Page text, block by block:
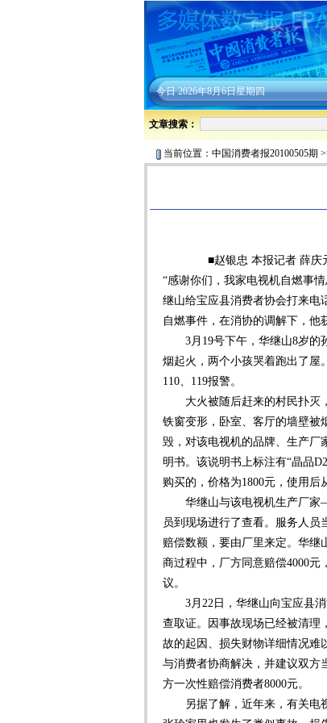
今日2026年8月6日星期四
文章搜索：
当前位置： 中国消费者报20100505期
■赵银忠 本报记者 薛庆
“感谢你们，我家电视机自燃事
继山给宝应县消费者协会打来电
自燃事件，在消协的调解下，他
3月19号下午，华继山8岁的
烟起火，两个小孩哭着跑出了屋
110、119报警。
大火被随后赶来的村民扑灭，
铁窗变形，卧室、客厅的墙壁被
毁，对该电视机的品牌、生产厂
明书。该说明书上标注有“晶品
购买的，价格为1800元，使用后
华继山与该电视机生产厂家
员到现场进行了查看。服务人
赔偿数额，要由厂里来定。华继
商过程中，厂方同意赔偿4000
议。
3月22日，华继山向宝应县消
查取证。因事故现场已经被清理
故的起因、损失财物详细情况难
与消费者协商解决，并建议双方
方一次性赔偿消费者8000元。
另据了解，近年来，有关电视